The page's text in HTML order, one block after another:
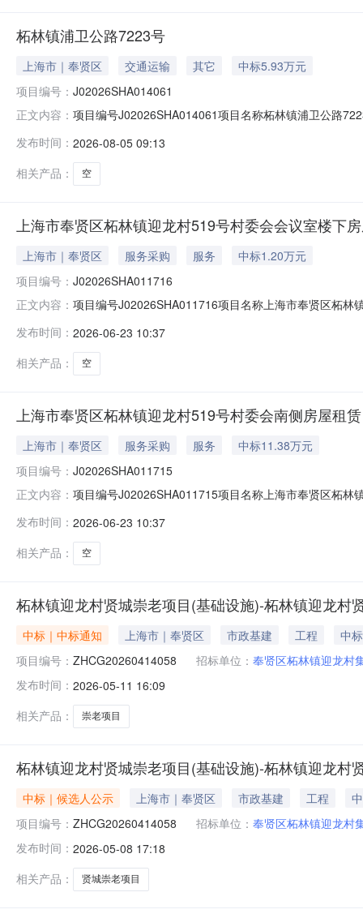
柘林镇浦卫公路7223号
上海市｜奉贤区 交通运输 其它
中标5.93万元
项目编号： J02026SHA014061
正文内容： 项目编号J02026SHA014061项目名称柘林镇浦卫公路
124）；联系地址（上海市云岭东路689号1号楼）。反
发布时间： 2026-08-05 09:13
相关产品：
空
上海市奉贤区柘林镇迎龙村519号村委会会议室楼下
上海市｜奉贤区 服务采购 服务
中标1.20万元
项目编号： J02026SHA011716
正文内容： 项目编号J02026SHA011716项目名称上海市奉贤区柘
映。联系电话（赵老师021-62657272-124）；联系地址
发布时间： 2026-06-23 10:37
相关产品：
空
上海市奉贤区柘林镇迎龙村519号村委会南侧房屋租赁
上海市｜奉贤区 服务采购 服务
中标11.38万元
项目编号： J02026SHA011715
正文内容： 项目编号J02026SHA011715项目名称上海市奉贤区柘
映。联系电话（赵老师021-62657272-124）；联系地址
发布时间： 2026-06-23 10:37
相关产品：
空
柘林镇迎龙村贤城崇老项目(基础设施)-柘林镇迎龙村
中标｜中标通知 上海市｜奉贤区 市政基建 工程
中
项目编号： ZHCG20260414058 招标单位： 奉贤区柘林镇迎龙村
发布时间： 2026-05-11 16:09
相关产品：
崇老项目
柘林镇迎龙村贤城崇老项目(基础设施)-柘林镇迎龙村
中标｜候选人公示 上海市｜奉贤区 市政基建 工程
项目编号： ZHCG20260414058 招标单位： 奉贤区柘林镇迎龙村
发布时间： 2026-05-08 17:18
相关产品：
贤城崇老项目